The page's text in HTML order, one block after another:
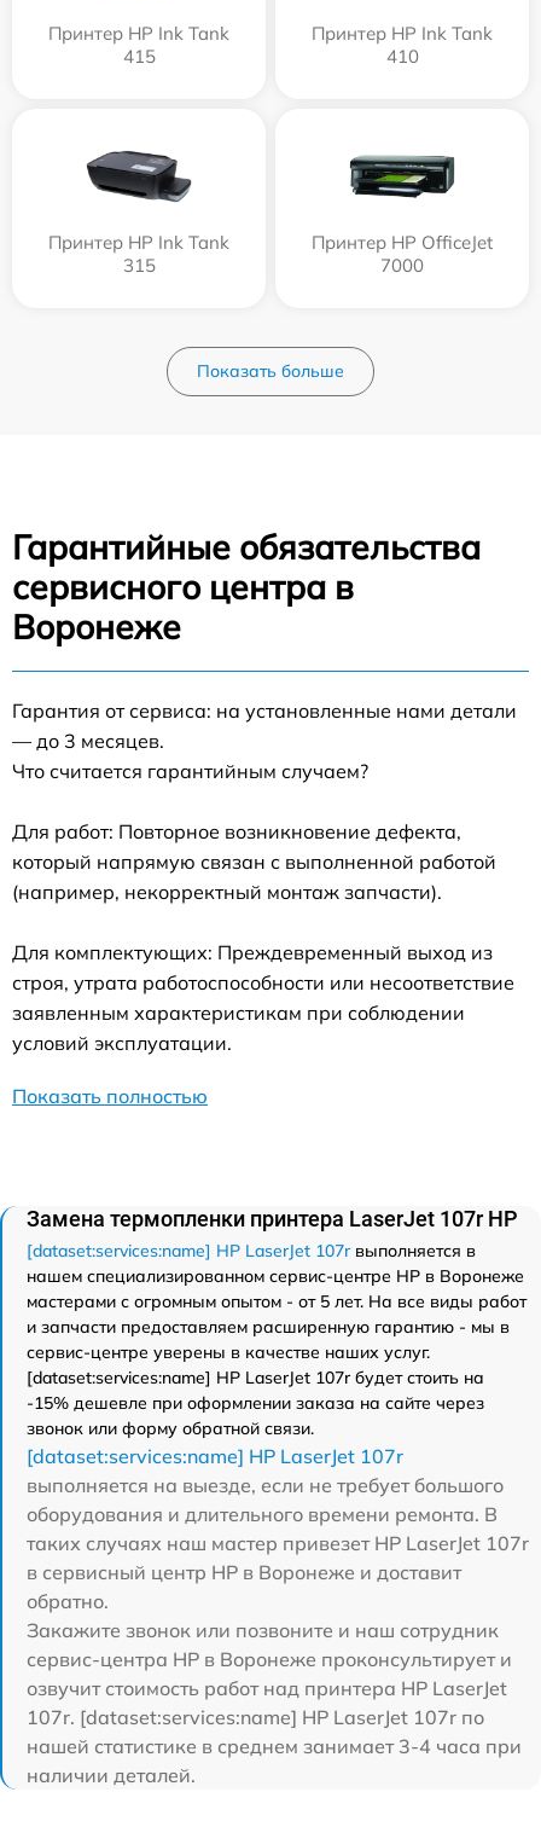
Принтер HP Ink Tank
415
Принтер HP Ink Tank
410
Принтер HP Ink Tank
315
Принтер HP OfficeJet
7000
Показать больше
Гарантийные обязательства
сервисного центра в
Воронеже
Гарантия от сервиса: на установленные нами детали
— до 3 месяцев.
Что считается гарантийным случаем?
Для работ: Повторное возникновение дефекта,
который напрямую связан с выполненной работой
(например, некорректный монтаж запчасти).
Для комплектующих: Преждевременный выход из
строя, утрата работоспособности или несоответствие
заявленным характеристикам при соблюдении
условий эксплуатации.
Показать полностью
Замена термопленки принтера LaserJet 107r HP
[dataset:services:name] HP LaserJet 107rвыполняется в
нашем специализированном сервис-центре HP в Воронеже
мастерами с огромным опытом - от 5 лет. На все виды работ
и запчасти предоставляем расширенную гарантию - мы в
сервис-центре уверены в качестве наших услуг.
[dataset:services:name] HP LaserJet 107r будет стоить на
-15% дешевле при оформлении заказа на сайте через
звонок или форму обратной связи.
[dataset:services:name] HP LaserJet 107r
выполняется на выезде, если не требует большого
оборудования и длительного времени ремонта. В
таких случаях наш мастер привезет HP LaserJet 107r
в сервисный центр HP в Воронеже и доставит
обратно.
Закажите звонок или позвоните и наш сотрудник
сервис-центра HP в Воронеже проконсультирует и
озвучит стоимость работ над принтера HP LaserJet
107r. [dataset:services:name] HP LaserJet 107r по
нашей статистике в среднем занимает 3-4 часа при
наличии деталей.